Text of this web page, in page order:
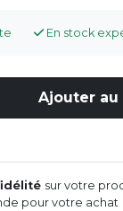
En stock
Ajouter au
sur votre
pour votre achat